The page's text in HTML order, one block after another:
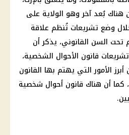
هناك بُعد آخر وهو الولاية على
وضع تشريعات تُنظم علاقة
تحت السن القانوني، يذكر أن
قانون الأحوال الشخصية،
الأمور التي يهتم بها القانون
كما أن هناك قانون أحوال شخصية